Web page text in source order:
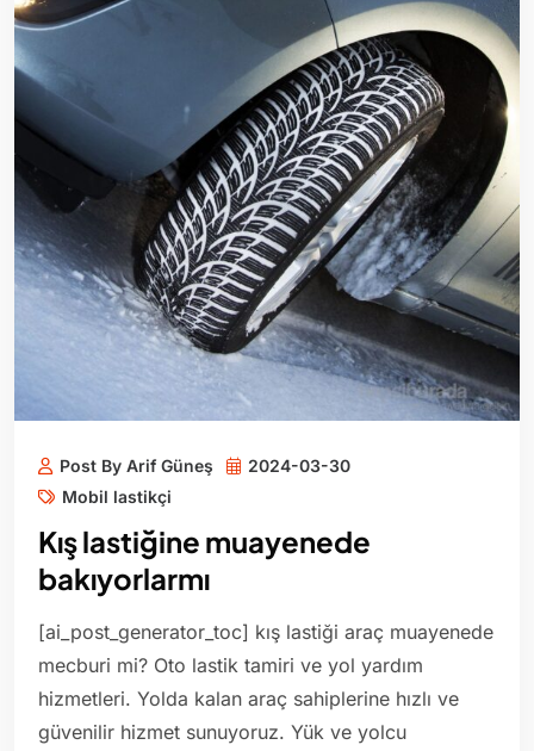
Post By Arif Güneş
2024-03-30
Mobil lastikçi
Kış lastiğine muayenede
bakıyorlarmı
[ai_post_generator_toc] kış lastiği araç muayenede
mecburi mi? Oto lastik tamiri ve yol yardım
hizmetleri. Yolda kalan araç sahiplerine hızlı ve
güvenilir hizmet sunuyoruz. Yük ve yolcu